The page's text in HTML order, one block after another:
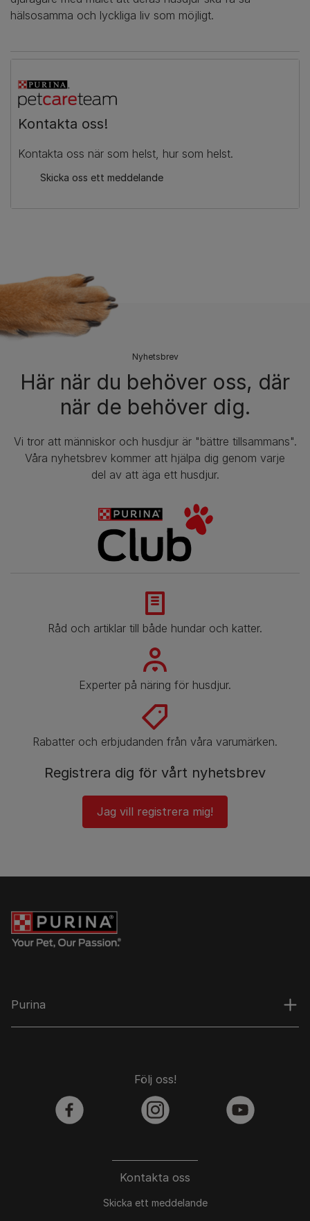
hälsosamma och lyckliga liv som möjligt.
Kontakta oss!
Kontakta oss när som helst, hur som helst.
Skicka oss ett meddelande
Nyhetsbrev​
Här när du behöver oss, där
när de behöver dig.
Vi tror att människor och husdjur är "bättre tillsammans".
Våra nyhetsbrev kommer att hjälpa dig genom varje
del av att äga ett husdjur.
Råd och artiklar till både hundar och katter.
Experter på näring för husdjur.
Rabatter och erbjudanden från våra varumärken.
Registrera dig för vårt nyhetsbrev
Jag vill registrera mig!
Purina
Kontakta oss
Skicka ett meddelande
Följ oss!
facebook instagram youtube